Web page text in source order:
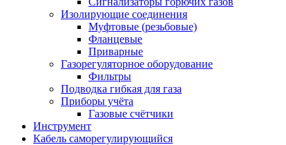
Изолирующие соединения
Муфтовые (резьбовые)
Фланцевые
Приварные
Газорегуляторное оборудование
Фильтры
Подводка гибкая для газа
Приборы учёта
Газовые счётчики
Инструмент
Кабель саморегулирующийся